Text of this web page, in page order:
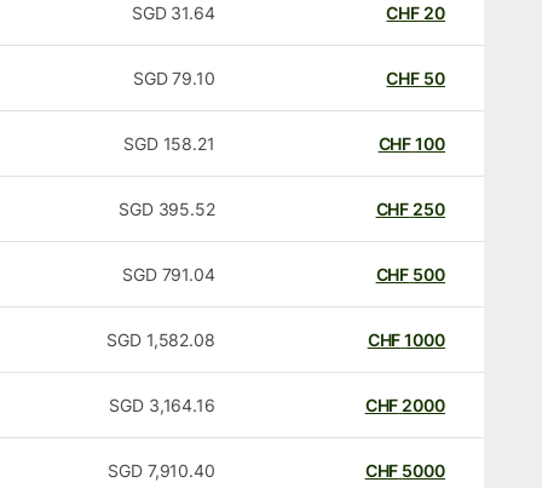
20
CHF
31.64
SGD
50
CHF
79.10
SGD
100
CHF
158.21
SGD
250
CHF
395.52
SGD
500
CHF
791.04
SGD
1000
CHF
1,582.08
SGD
2000
CHF
3,164.16
SGD
5000
CHF
7,910.40
SGD